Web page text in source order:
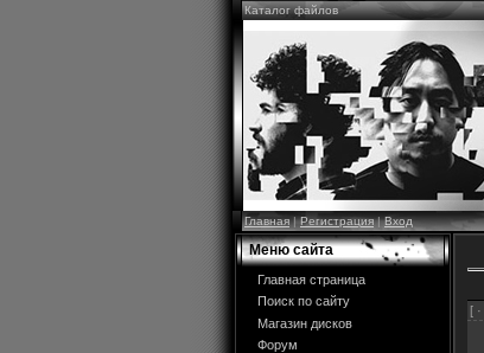
Каталог файлов
Главная|Регистрация|Вход
Меню сайта
Главная страница
Поиск по сайту
Магазин дисков
Форум
[ ·